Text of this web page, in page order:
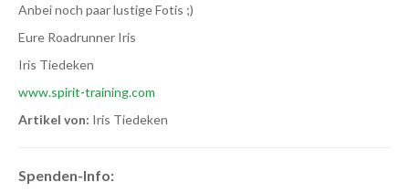
Anbei noch paar lustige Fotis ;)
Eure Roadrunner Iris
Iris Tiedeken
www.spirit-training.com
Artikel von: Iris Tiedeken
Spenden-Info: